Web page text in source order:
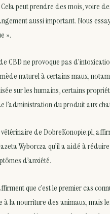
peut prendre des mois, voire
aussi important. Nous
».
CBD ne provoque pas
naturel à certains maux,
sur les humains, certains
l’administration du produit aux
de DobreKonopie.pl,
Wyborcza qu’il a aidé à
d’anxiété.
que c’est le premier cas
à la nourriture des animaux, mais